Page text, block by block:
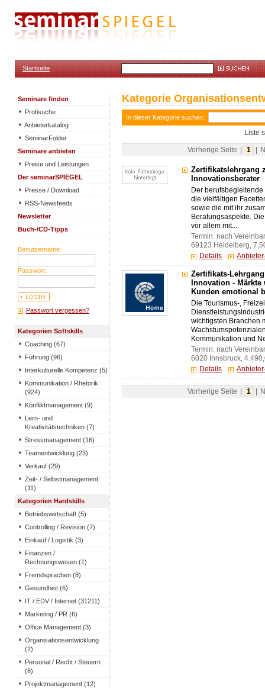
Startseite
Seminare finden
Profisuche
Anbieterkatalog
SeminarFolder
Seminare anbieten
Preise und Leistungen
Der seminarSPIEGEL
Presse / Download
RSS-Newsfeeds
Newsletter
Buch-/CD-Tipps
Benutzername:
Passwort:
Passwort vergessen?
Kategorien Softskills
Coaching (67)
Führung (96)
Interkulturelle Kompetenz (5)
Kommunikation / Rhetorik
(924)
Konfliktmanagement (9)
Lern- und
Kreativitätstechniken (7)
Stressmanagement (16)
Teamentwicklung (23)
Verkauf (29)
Zeit- / Selbstmanagement
(11)
Kategorien Hardskills
Betriebswirtschaft (5)
Controlling / Revision (7)
Einkauf / Logistik (3)
Finanzen /
Rechnungswesen (1)
Fremdsprachen (8)
Gesundheit (6)
IT / EDV / Internet (31211)
Marketing / PR (6)
Office Management (3)
Organisationsentwicklung
(2)
Personal / Recht / Steuern
(8)
Projektmanagement (12)
Kategorie
In dieser Kategorie suchen:
Liste
Vorherige Seite 1
Zertifikatslehrgang
Innovationsberater
Der
die vielfältigen
sowie die mit ihr
Beratungsaspekte.
vor allem mit...
Termin: nach
69123 Heidelberg,
Details
Zertifikats-
Innovation -
Kunden emotional
Die Tourismus-,
wichtigsten Branchen
Kommunikation und
Termin: nach
6020 Innsbruck,
Details
Vorherige Seite 1